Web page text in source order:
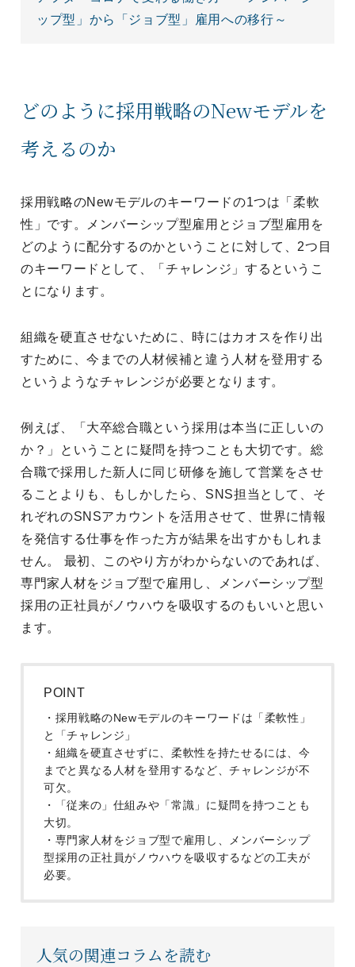
ップ型」から「ジョブ型」雇用への移行～
どのように採用戦略のNewモデルを
考えるのか
採用戦略のNewモデルのキーワードの1つは「柔軟
性」です。メンバーシップ型雇用とジョブ型雇用を
どのように配分するのかということに対して、2つ目
のキーワードとして、「チャレンジ」するというこ
とになります。
組織を硬直させないために、時にはカオスを作り出
すために、今までの人材候補と違う人材を登用する
というようなチャレンジが必要となります。
例えば、「大卒総合職という採用は本当に正しいの
か？」ということに疑問を持つことも大切です。総
合職で採用した新人に同じ研修を施して営業をさせ
ることよりも、もしかしたら、SNS担当として、そ
れぞれのSNSアカウントを活用させて、世界に情報
を発信する仕事を作った方が結果を出すかもしれま
せん。 最初、このやり方がわからないのであれば、
専門家人材をジョブ型で雇用し、メンバーシップ型
採用の正社員がノウハウを吸収するのもいいと思い
ます。
POINT
・採用戦略のNewモデルのキーワードは「柔軟性」
と「チャレンジ」
・組織を硬直させずに、柔軟性を持たせるには、今
までと異なる人材を登用するなど、チャレンジが不
可欠。
・「従来の」仕組みや「常識」に疑問を持つことも
大切。
・専門家人材をジョブ型で雇用し、メンバーシップ
型採用の正社員がノウハウを吸収するなどの工夫が
必要。
人気の関連コラムを読む